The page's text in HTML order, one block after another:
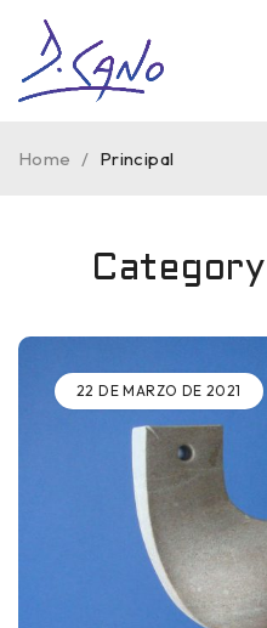
Home / Principal
22 DE MARZO DE 2021